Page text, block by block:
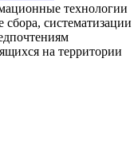
технологии
систематизации
на территории